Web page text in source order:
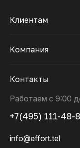
Клиентам
Компания
Контакты
Работаем с 9:00
+7(495) 111-48-
info@effort.tel